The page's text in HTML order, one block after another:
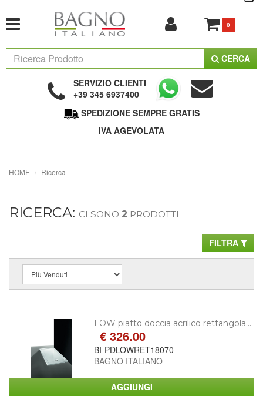
0
CERCA
SERVIZIO CLIENTI
+39 345 6937400
SPEDIZIONE SEMPRE GRATIS
IVA AGEVOLATA
HOME Ricerca
RICERCA: CI SONO 2 PRODOTTI
FILTRA
LOW piatto doccia acrilico rettangola...
€ 326.00
BI-PDLOWRET18070
BAGNO ITALIANO